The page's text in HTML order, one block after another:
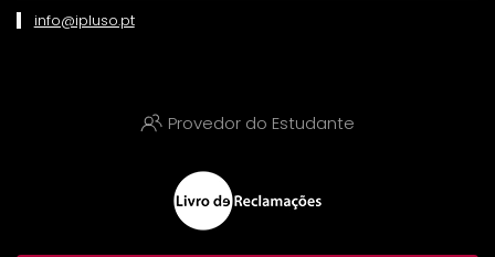
info@ipluso.pt
Provedor do Estudante